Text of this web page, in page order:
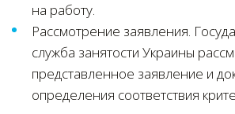
на работу.
Рассмотрение заявления.
служба занятости Украины
представленное заявление и
определения соответствия